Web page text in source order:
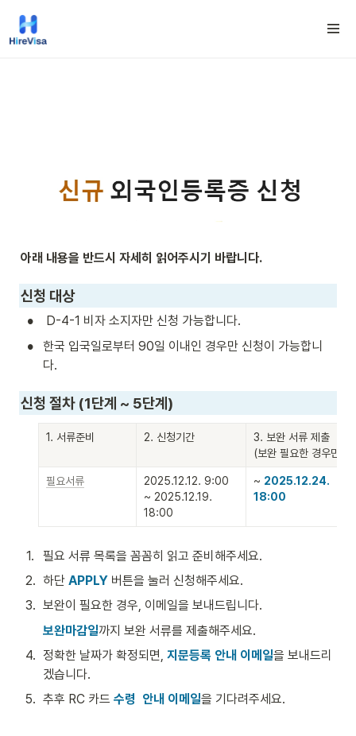
아래 내용을 반드시 자세히 읽어주시기 바랍니다.
신청 대상
• D-4-1 비자 소지자만 신청 가능합니다.
•
한국 입국일로부터 90일 이내인 경우만 신청이 가능합니
다.
신청 절차 (1단계 ~ 5단계)
1. 서류준비 2. 신청기간
3. 보완 서류 제출
(보완 필요한 경우만)
필요서류
2025.12.12. 9:00
~ 2025.12.19.
18:00
~ 2025.12.24.
18:00
1.
필요 서류 목록을 꼼꼼히 읽고 준비해주세요.
2. 하단 APPLY 버튼을 눌러 신청해주세요.
3. 보완이 필요한 경우, 이메일을 보내드립니다.
보완마감일까지 보완 서류를 제출해주세요.
4. 정확한 날짜가 확정되면, 지문등록 안내 이메일을 보내드리
겠습니다.
5. 추후 RC 카드 수령  안내 이메일을 기다려주세요.